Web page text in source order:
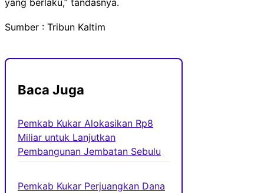
Sumber : Tribun Kaltim
Baca Juga
Pemkab Kukar Alokasikan Rp8
Miliar untuk Lanjutkan
Pembangunan Jembatan Sebulu
Pemkab Kukar Perjuangkan Dana